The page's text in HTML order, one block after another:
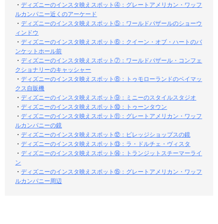
・ディズニーのインスタ映えスポット④：グレートアメリカン・ワッフ
ルカンパニー近くのアーケード
・ディズニーのインスタ映えスポット⑤：ワールドバザールのショーウ
ィンドウ
・ディズニーのインスタ映えスポット⑥：クイーン・オブ・ハートのバ
ンケットホール前
・ディズニーのインスタ映えスポット⑦：ワールドバザール・コンフェ
クショナリーのキャッシャー
・ディズニーのインスタ映えスポット⑧：トゥモローランドのベイマッ
クス自販機
・ディズニーのインスタ映えスポット⑨：ミニーのスタイルスタジオ
・ディズニーのインスタ映えスポット⑩：トゥーンタウン
・ディズニーのインスタ映えスポット⑪：グレートアメリカン・ワッフ
ルカンパニーの鏡
・ディズニーのインスタ映えスポット⑫：ビレッジショップスの鏡
・ディズニーのインスタ映えスポット⑬：ラ・ドルチェ・ヴィスタ
・ディズニーのインスタ映えスポット⑭：トランジットスチーマーライ
ン
・ディズニーのインスタ映えスポット⑮：グレートアメリカン・ワッフ
ルカンパニー周辺